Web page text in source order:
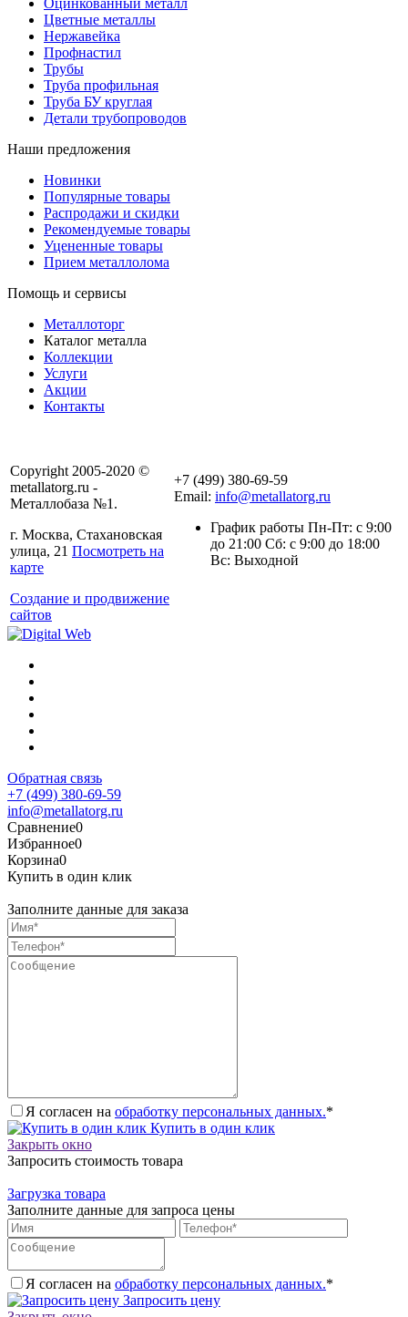
Цветные металлы
Нержавейка
Профнастил
Трубы
Труба профильная
Труба БУ круглая
Детали трубопроводов
Наши предложения
Новинки
Популярные товары
Распродажи и скидки
Рекомендуемые товары
Уцененные товары
Прием металлолома
Помощь и сервисы
Металлоторг
Каталог металла
Коллекции
Услуги
Акции
Контакты
Copyright 2005-2020 ©
metallatorg.ru -
Металлобаза №1.
г. Москва, Стахановская
улица, 21 Посмотреть на
карте
Создание и продвижение
сайтов
+7 (499) 380-69-59
Email: info@metallatorg.ru
График работы Пн-Пт: с 9:00
до 21:00 Сб: с 9:00 до 18:00
Вс: Выходной
Обратная связь
+7 (499) 380-69-59
info@metallatorg.ru
Сравнение0
Избранное0
Корзина0
Купить в один клик
Заполните данные для заказа
Я согласен на обработку персональных данных.*
Купить в один клик
Закрыть окно
Запросить стоимость товара
Загрузка товара
Заполните данные для запроса цены
Я согласен на обработку персональных данных.*
Запросить цену